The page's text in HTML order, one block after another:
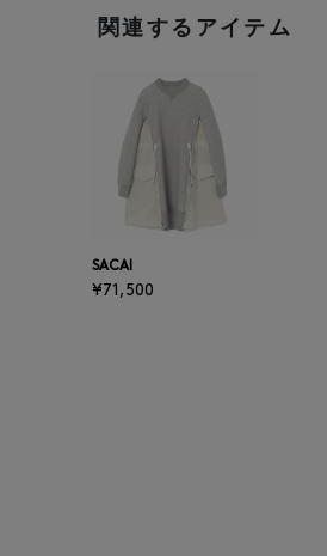
関連するアイテム
SACAI
¥71,500